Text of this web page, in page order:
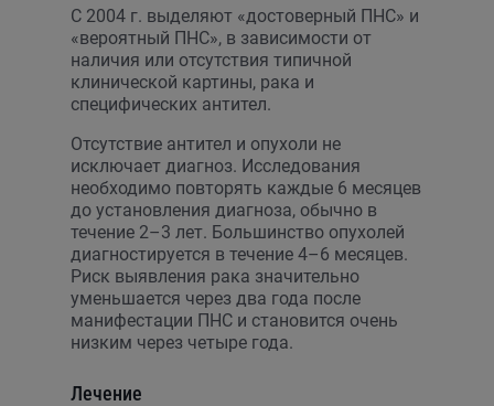
С 2004 г. выделяют «достоверный ПНС» и
«вероятный ПНС», в зависимости от
наличия или отсутствия типичной
клинической картины, рака и
специфических антител.
Отсутствие антител и опухоли не
исключает диагноз. Исследования
необходимо повторять каждые 6 месяцев
до установления диагноза, обычно в
течение 2–3 лет. Большинство опухолей
диагностируется в течение 4–6 месяцев.
Риск выявления рака значительно
уменьшается через два года после
манифестации ПНС и становится очень
низким через четыре года.
Лечение